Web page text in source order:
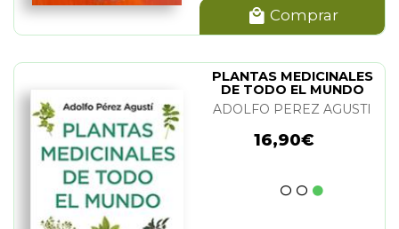
Comprar
PLANTAS MEDICINALES
DE TODO EL MUNDO
ADOLFO PEREZ AGUSTI
16,90€